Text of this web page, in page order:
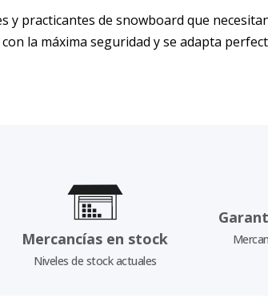
y practicantes de snowboard que
la máxima seguridad y se adapta
Mercancías en stock
Niveles de stock actuales